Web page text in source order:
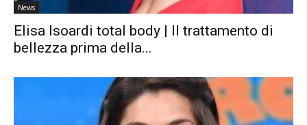
News
Elisa Isoardi total body | Il trattamento di
bellezza prima della...